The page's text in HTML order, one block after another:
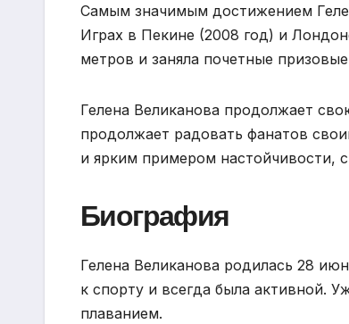
Самым значимым достижением
Играх в Пекине (2008 год) и
метров и заняла почетные
Гелена Великанова продолжает
продолжает радовать фанатов
и ярким примером настойчивости,
Биография
Гелена Великанова родилась 28
к спорту и всегда была активной.
плаванием.